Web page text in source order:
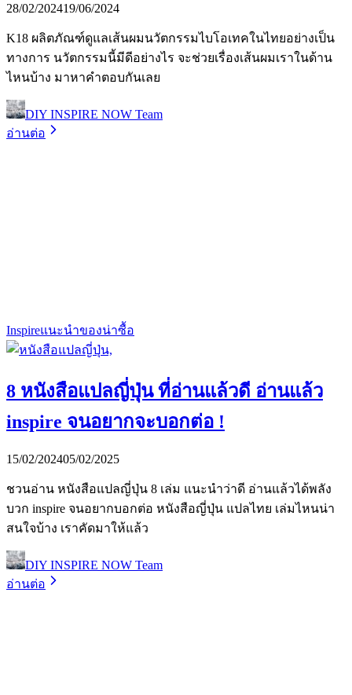
28/02/202419/06/2024
K18 ผลิตภัณฑ์ดูแลเส้นผมนวัตกรรมไบโอเทคในไทยอย่างเป็น
ทางการ นวัตกรรมนี้มีดีอย่างไร จะช่วยเรื่องเส้นผมเราในด้าน
ไหนบ้าง มาหาคำตอบกันเลย
DIY INSPIRE NOW Team
อ่านต่อ
Inspireแนะนำของน่าซื้อ
8 หนังสือแปลญี่ปุ่น ที่อ่านแล้วดี อ่านแล้ว
inspire จนอยากจะบอกต่อ !
15/02/202405/02/2025
ชวนอ่าน หนังสือแปลญี่ปุ่น 8 เล่ม แนะนำว่าดี อ่านแล้วได้พลัง
บวก inspire จนอยากบอกต่อ หนังสือญี่ปุ่น แปลไทย เล่มไหนน่า
สนใจบ้าง เราคัดมาให้แล้ว
DIY INSPIRE NOW Team
อ่านต่อ